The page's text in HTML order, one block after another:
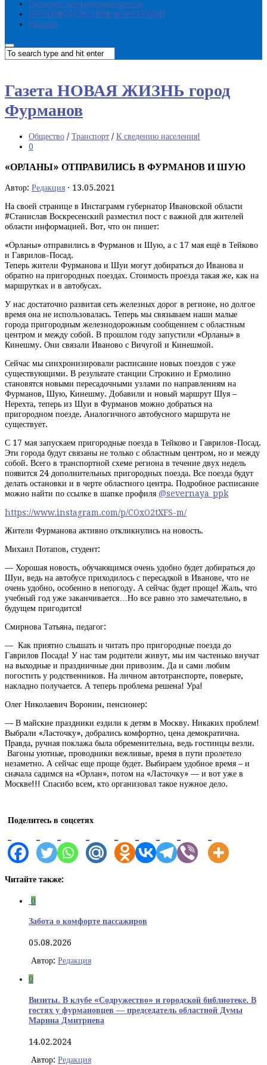
Политика конфиденциальности
ПРОТИВОДЕЙСТВИЕ КОРРУПЦИИ
Реклама
Газета НОВАЯ ЖИЗНЬ город
Фурманов
Общество / Транспорт / К сведению населения!
0
«ОРЛАНЫ» ОТПРАВИЛИСЬ В ФУРМАНОВ И ШУЮ
Автор: Редакция · 13.05.2021
На своей странице в Инстаграмм губернатор Ивановской области
#Станислав Воскресенский разместил пост с важной для жителей
области информацией. Вот, что он пишет:
«Орланы» отправились в Фурманов и Шую, а с 17 мая ещё в Тейково
и Гаврилов-Посад.
Теперь жители Фурманова и Шуи могут добираться до Иванова и
обратно на пригородных поездах. Стоимость проезда такая же, как на
маршрутках и в автобусах.
У нас достаточно развитая сеть железных дорог в регионе, но долгое
время она не использовалась. Теперь мы связываем наши малые
города пригородным железнодорожным сообщением с областным
центром и между собой. В прошлом году запустили «Орланы» в
Кинешму. Они связали Иваново с Вичугой и Кинешмой.
Сейчас мы синхронизировали расписание новых поездов с уже
существующими. В результате станции Строкино и Ермолино
становятся новыми пересадочными узлами по направлениям на
Фурманов, Шую, Кинешму. Добавили и новый маршрут Шуя –
Нерехта, теперь из Шуи в Фурманов можно добраться на
пригородном поезде. Аналогичного автобусного маршрута не
существует.
С 17 мая запускаем пригородные поезда в Тейково и Гаврилов-Посад.
Эти города будут связаны не только с областным центром, но и между
собой. Всего в транспортной схеме региона в течение двух недель
появится 24 дополнительных пригородных поезда. Все поезда будут
делать остановки и в черте областного центра. Подробное расписание
можно найти по ссылке в шапке профиля @severnaya_ppk
https://www.instagram.com/p/COxO2tXFS-m/
Жители Фурманова активно откликнулись на новость.
Михаил Потапов, студент:
— Хорошая новость, обучающимся очень удобно будет добираться до
Шуи, ведь на автобусе приходилось с пересадкой в Иванове, что не
очень удобно, особенно в непогоду. А сейчас будет проще! Жаль, что
учебный год уже заканчивается…Но все равно это замечательно, в
будущем пригодится!
Смирнова Татьяна, педагог:
— Как приятно слышать и читать про пригородные поезда до
Гаврилов Посада! У нас там родители живут, мы им частенько внучат
на выходные и праздничные дни привозим. Да и сами любим
погостить у родственников. На личном автотранспорте, поверьте,
накладно получается. А теперь проблема решена! Ура!
Олег Николаевич Воронин, пенсионер:
— В майские праздники ездили к детям в Москву. Никаких проблем!
Выбрали «Ласточку», добрались комфортно, цена демократична.
Правда, ручная поклажа была обременительна, ведь гостинцы везли.
Вагоны уютные, проводники вежливые, время в пути пролетело
незаметно. А сейчас еще проще будет. Выбираем удобное время – и
сначала садимся на «Орлан», потом на «Ласточку» — и вот уже в
Москве!!! Спасибо всем, кто организовал такое нужное дело.
Поделитесь в соцсетях
Читайте также:
0
Забота о комфорте пассажиров
05.08.2026
Автор: Редакция
0
Визиты. В клубе «Содружество» и городской библиотеке. В
гостях у фурмановцев — председатель областной Думы
Марина Дмитриева
14.02.2024
Автор: Редакция